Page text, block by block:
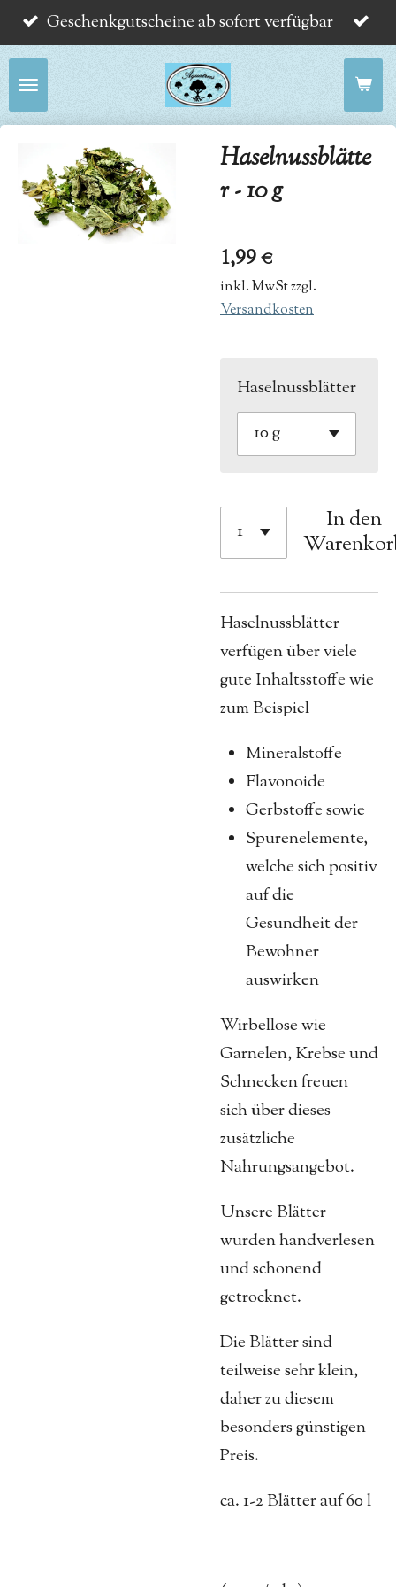
Zum
Hauptinhalt
springen
Geschenkgutscheine ab sofort verfügbar
Haselnussblätte
r - 10 g
1,99 €
inkl. MwSt zzgl.
Versandkosten
Haselnussblätter
In den
Haselnussblätter
verfügen über viele
gute Inhaltsstoffe wie
zum Beispiel
Mineralstoffe
Flavonoide
Gerbstoffe sowie
Spurenelemente,
welche sich positiv
auf die
Gesundheit der
Bewohner
auswirken
Wirbellose wie
Garnelen, Krebse und
Schnecken freuen
sich über dieses
zusätzliche
Nahrungsangebot.
Unsere Blätter
wurden handverlesen
und schonend
getrocknet.
Die Blätter sind
teilweise sehr klein,
daher zu diesem
besonders günstigen
Preis.
ca. 1-2 Blätter auf 60 l